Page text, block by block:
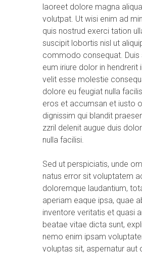
laoreet dolore magna
volutpat. Ut wisi enim ad
quis nostrud exerci tation
suscipit lobortis nisl ut
commodo consequat. Duis
eum iriure dolor in hendrerit
velit esse molestie
dolore eu feugiat nulla
eros et accumsan et iusto
dignissim qui blandit
zzril delenit augue duis
nulla facilisi.
Sed ut perspiciatis, unde
natus error sit voluptatem
doloremque laudantium,
aperiam eaque ipsa, quae
inventore veritatis et quasi
beatae vitae dicta sunt,
nemo enim ipsam
voluptas sit, aspernatur aut